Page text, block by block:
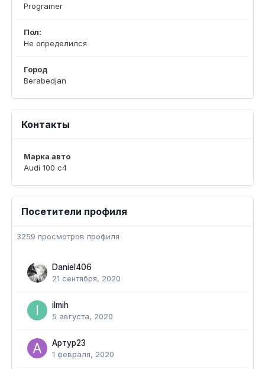
Programer
Пол:
Не определился
Город
Berabedjan
Контакты
Марка авто
Audi 100 c4
Посетители профиля
3259 просмотров профиля
Daniel406
21 сентября, 2020
ilmih
5 августа, 2020
Артур23
1 февраля, 2020